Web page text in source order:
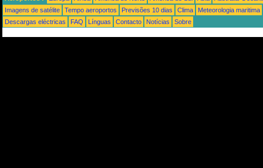
Imagens de satélite
Tempo aeroportos Previsões 10 dias Clima
Meteorologia maritima
Descargas eléctricas
FAQ Línguas Contacto Notícias Sobre